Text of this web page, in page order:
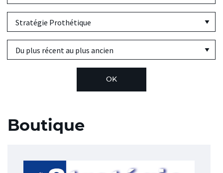
clés
produits
Rubrique
Tri
OK
Boutique